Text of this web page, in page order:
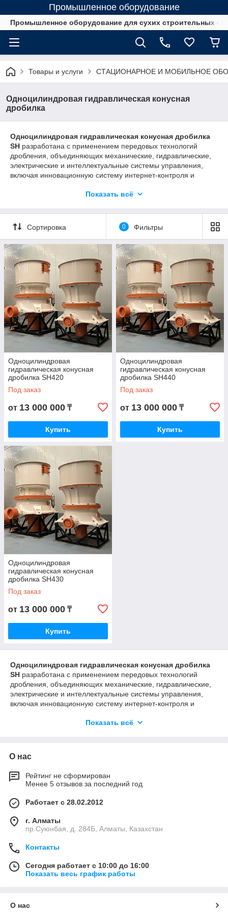
Промышленное оборудование
Промышленное оборудование для сухих строительных
Товары и услуги СТАЦИОНАРНОЕ И МОБИЛЬНОЕ
Одноцилиндровая гидравлическая конусная
дробилка
Одноцилиндровая гидравлическая конусная дробилка
SH разработана с применением передовых технологий
дробления, объединяющих механические, гидравлические,
электрические и интеллектуальные системы управления,
включая инновационную систему интернет-контроля и
Благодаря новой конструкции, оптимизированной слоистой
мониторинга, дробилка SH демонстрирует
эксплуатационные характеристики, значительно
превосходящие возможности традиционных конусных
дробилок.
Оборудование может эффективно использоваться для
среднего, мелкого и сверхтонкого дробления в различных
производственных задачах.
Показать всё
Сортировка 0 Фильтры
Одноцилиндровая
гидравлическая конусная
дробилка SH420
Под заказ
от 13 000 000 ₸
Купить
Одноцилиндровая
гидравлическая конусная
дробилка SH440
Под заказ
от 13 000 000 ₸
Купить
Одноцилиндровая
гидравлическая конусная
дробилка SH430
Под заказ
от 13 000 000 ₸
Купить
Одноцилиндровая гидравлическая конусная дробилка
SH разработана с применением передовых технологий
дробления, объединяющих механические, гидравлические,
электрические и интеллектуальные системы управления,
включая инновационную систему интернет-контроля и
Благодаря новой конструкции, оптимизированной слоистой
мониторинга, дробилка SH демонстрирует
превосходящие возможности традиционных конусных
дробилок.
Оборудование может эффективно использоваться для
среднего, мелкого и сверхтонкого дробления в различных
производственных задачах.
Показать всё
О нас
Рейтинг не сформирован
Менее 5 отзывов за последний год
Работает с 28.02.2012
г. Алматы
пр.Суюнбая, д. 284Б, Алматы, Казахстан
Контакты
Сегодня работает с 10:00 до 16:00
Показать весь график работы
О нас